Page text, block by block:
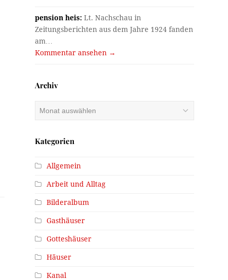
pension heis: Lt. Nachschau in
Zeitungsberichten aus dem Jahre 1924 fanden
am…
Kommentar ansehen →
Archiv
Kategorien
Allgemein
Arbeit und Alltag
Bilderalbum
Gasthäuser
Gotteshäuser
Häuser
Kanal